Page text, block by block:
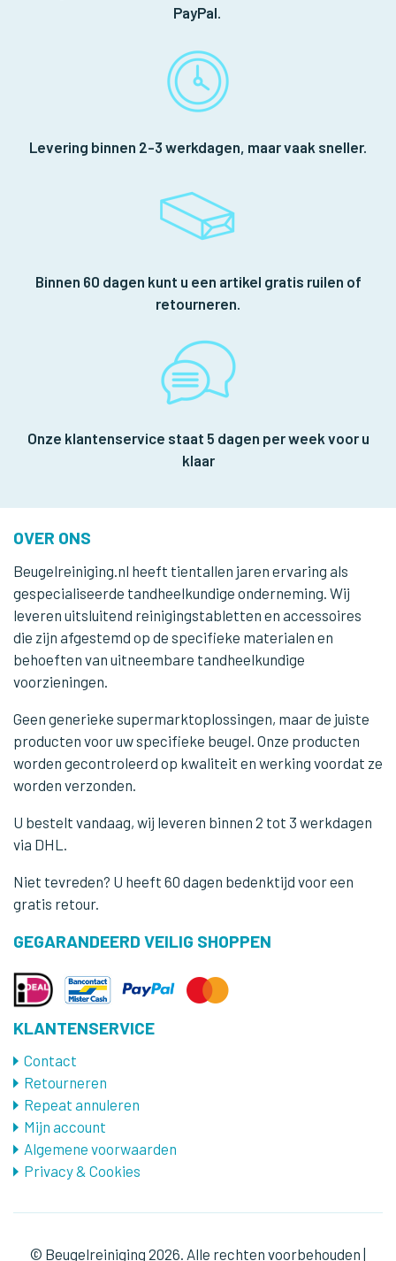
PayPal.
Levering binnen 2-3 werkdagen, maar vaak sneller.
Binnen 60 dagen kunt u een artikel gratis ruilen of
retourneren.
Onze klantenservice staat 5 dagen per week voor u
klaar
OVER ONS
Beugelreiniging.nl heeft tientallen jaren ervaring als
gespecialiseerde tandheelkundige onderneming. Wij
leveren uitsluitend reinigingstabletten en accessoires
die zijn afgestemd op de specifieke materialen en
behoeften van uitneembare tandheelkundige
voorzieningen.
Geen generieke supermarktoplossingen, maar de juiste
producten voor uw specifieke beugel. Onze producten
worden gecontroleerd op kwaliteit en werking voordat ze
worden verzonden.
U bestelt vandaag, wij leveren binnen 2 tot 3 werkdagen
via DHL.
Niet tevreden? U heeft 60 dagen bedenktijd voor een
gratis retour.
GEGARANDEERD VEILIG SHOPPEN
KLANTENSERVICE
Contact
Retourneren
Repeat annuleren
Mijn account
Algemene voorwaarden
Privacy & Cookies
© Beugelreiniging 2026. Alle rechten voorbehouden |